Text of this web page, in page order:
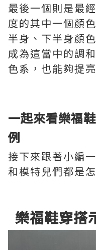
最後一個則是最
度的其中一個顏
半身、下半身顏
成為這當中的調
色系，也能夠提
一起來看樂福
例
接下來跟著小編
和模特兒們都是
樂福鞋穿搭